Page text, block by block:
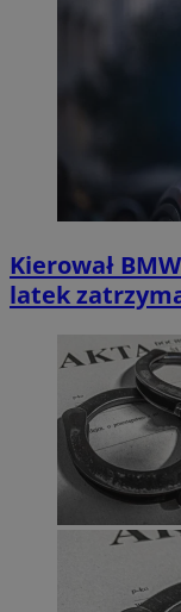
Kierował
latek